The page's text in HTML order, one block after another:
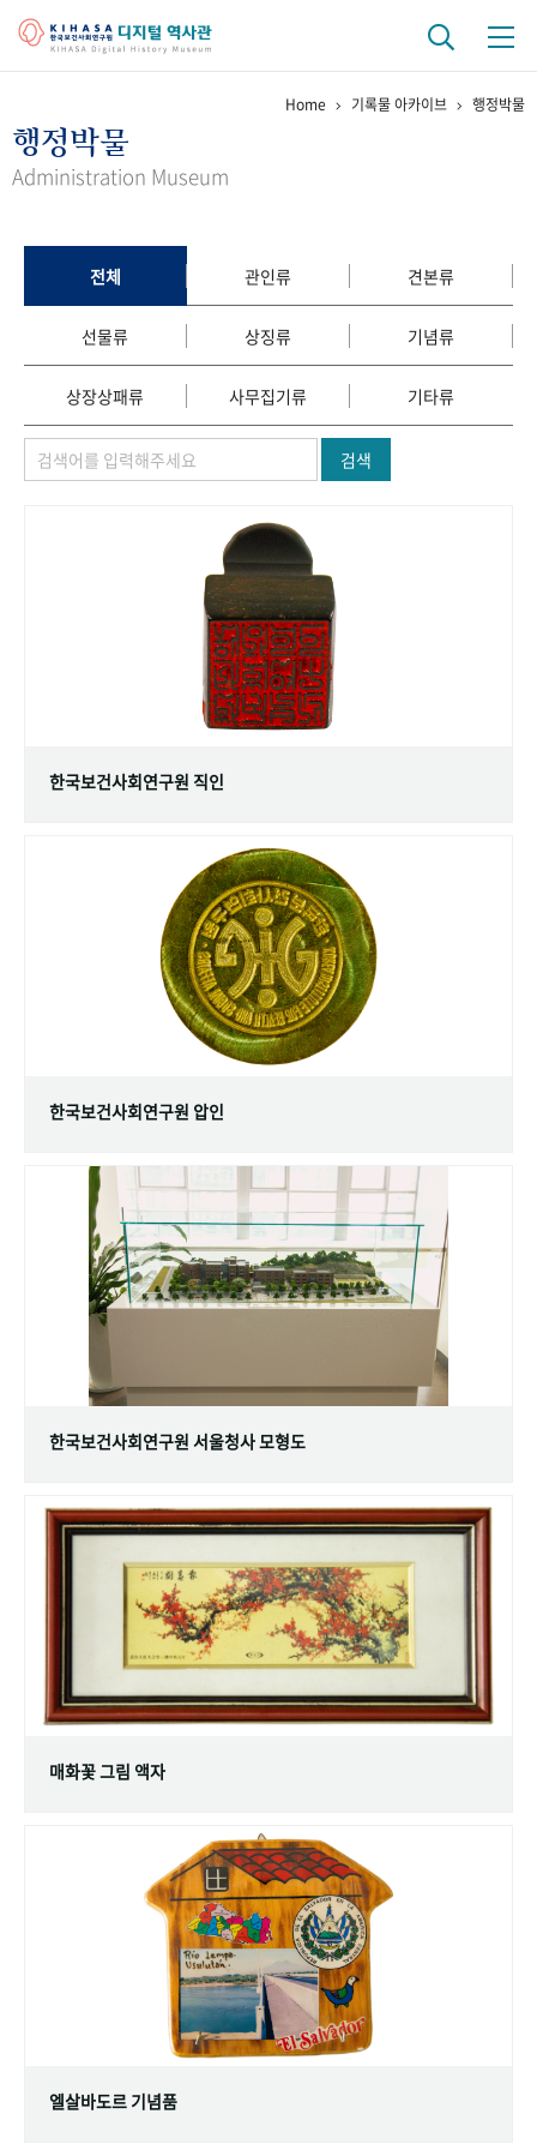
걸어온 길 기관 변천사
정책과 연구 키워드로 보는 연구 역사
연구자들
간행물 변천사
기록물 아카이브
사진 아카이브 문서 기록물 행정박물 영상 기록물
숫자로 보는 50년 50+1
Home 기록물 아카이브 행정박물
행정박물
Administration Museum
전체 관인류 견본류
선물류 상징류 기념류
상장상패류 사무집기류 기타류
검색
한국보건사회연구원 직인
한국보건사회연구원 압인
한국보건사회연구원 서울청사 모형도
매화꽃 그림 액자
엘살바도르 기념품